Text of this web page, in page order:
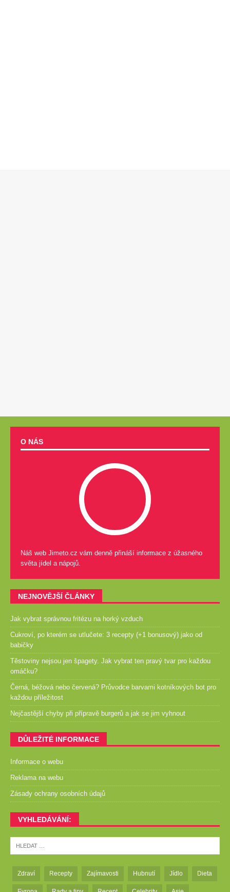
O NÁS
Náš web Jimeto.cz vám denně přináší informace z úžasného
světa jídel a nápojů.
NEJNOVĚJŠÍ ČLÁNKY
Jak vybrat správnou fritézu na horký vzduch
Cukroví, po kterém se utlučete: 3 recepty (+1 bonusový) jako od
babičky
Těstoviny nejsou jen špagety. Jak vybrat ten pravý tvar pro každou
omáčku?
Černá, béžová nebo červená? Průvodce barvami kotníkových bot pro
každou příležitost
Nejčastější chyby při přípravě burgerů a jak se jim vyhnout
DŮLEŽITÉ INFORMACE
Informace o webu
Reklama na webu
Zásady ochrany osobních údajů
VYHLEDÁVÁNÍ:
Zdraví Recepty Zajímavosti Hubnutí Jídlo Dieta